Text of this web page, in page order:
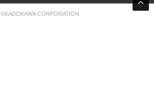
©KADOKAWA CORPORATION